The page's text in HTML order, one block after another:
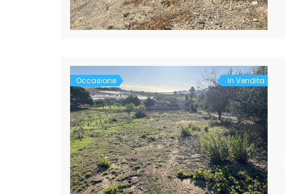
Occasione In Vendita